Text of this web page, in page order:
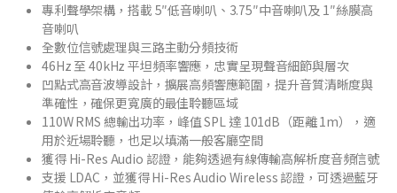
專利聲學架構，搭載 5″低音喇叭、3.75″中音喇叭及 1″絲膜高
音喇叭
全數位信號處理與三路主動分頻技術
46Hz 至 40kHz 平坦頻率響應，忠實呈現聲音細節與層次
凹點式高音波導設計，擴展高頻響應範圍，提升音質清晰度與
準確性，確保更寬廣的最佳聆聽區域
110W RMS 總輸出功率，峰值 SPL 達 101dB（距離 1m），適
用於近場聆聽，也足以填滿一般客廳空間
獲得 Hi-Res Audio 認證，能夠透過有線傳輸高解析度音頻信號
支援 LDAC，並獲得 Hi-Res Audio Wireless 認證，可透過藍牙